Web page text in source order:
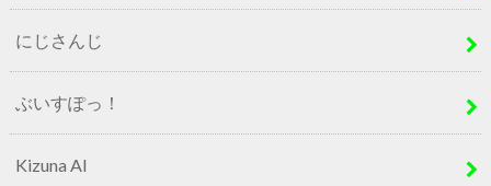
にじさんじ
ぶいすぽっ！
Kizuna AI